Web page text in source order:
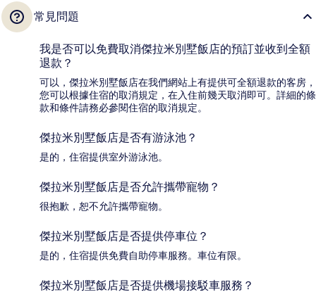
常見問題
我是否可以免費取消傑拉米別墅飯店的預訂並收到全額
退款？
可以，傑拉米別墅飯店在我們網站上有提供可全額退款的客房，
您可以根據住宿的取消規定，在入住前幾天取消即可。詳細的條
款和條件請務必參閱住宿的取消規定。
傑拉米別墅飯店是否有游泳池？
是的，住宿提供室外游泳池。
傑拉米別墅飯店是否允許攜帶寵物？
很抱歉，恕不允許攜帶寵物。
傑拉米別墅飯店是否提供停車位？
是的，住宿提供免費自助停車服務。車位有限。
傑拉米別墅飯店是否提供機場接駁車服務？